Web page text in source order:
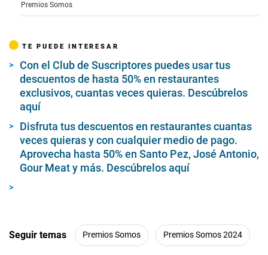
f
1
n
t
e
2
4
e
o
n
d
s
Premios Somos
TE PUEDE INTERESAR
Con el Club de Suscriptores puedes usar tus
descuentos de hasta 50% en restaurantes
exclusivos, cuantas veces quieras. Descúbrelos
aquí
Disfruta tus descuentos en restaurantes cuantas
veces quieras y con cualquier medio de pago.
Aprovecha hasta 50% en Santo Pez, José Antonio,
Gour Meat y más. Descúbrelos aquí
Seguir temas Premios Somos Premios Somos 2024